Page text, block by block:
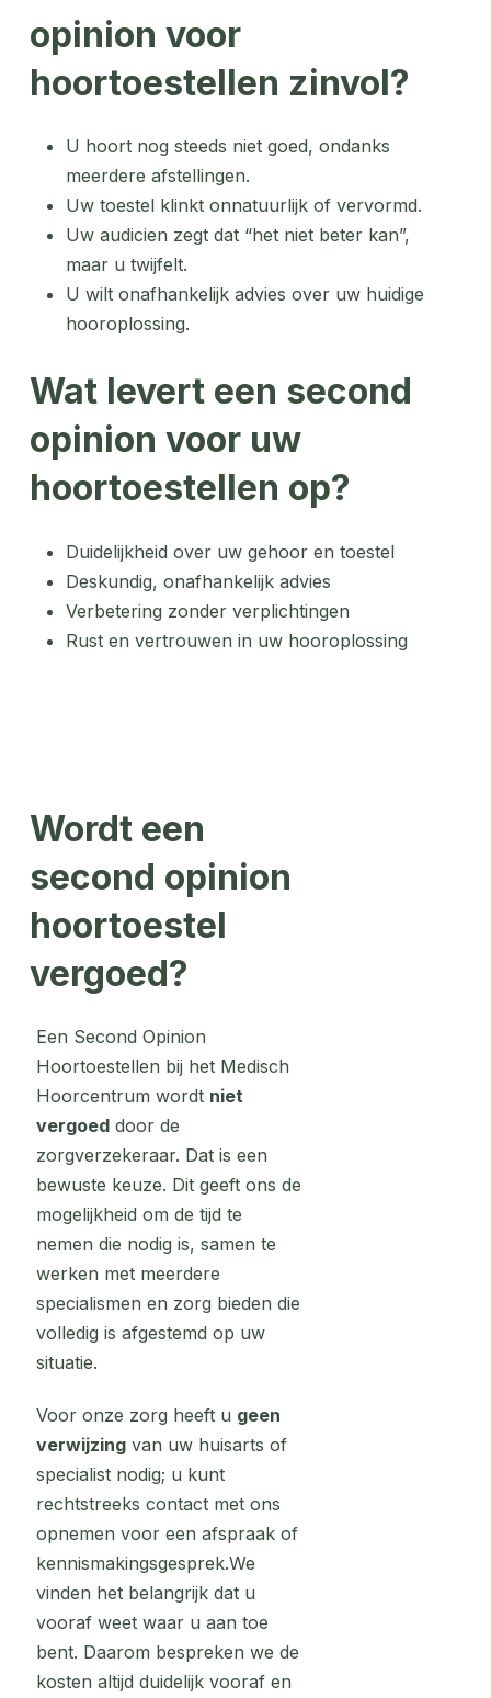
opinion voor
hoortoestellen zinvol?
U hoort nog steeds niet goed, ondanks
meerdere afstellingen.
Uw toestel klinkt onnatuurlijk of vervormd.
Uw audicien zegt dat “het niet beter kan”,
maar u twijfelt.
U wilt onafhankelijk advies over uw huidige
hooroplossing.
Wat levert een second
opinion voor uw
hoortoestellen op?
Duidelijkheid over uw gehoor en toestel
Deskundig, onafhankelijk advies
Verbetering zonder verplichtingen
Rust en vertrouwen in uw hooroplossing
Wordt een
second opinion
hoortoestel
vergoed?
Een Second Opinion
Hoortoestellen bij het Medisch
Hoorcentrum wordt niet
vergoed door de
zorgverzekeraar. Dat is een
bewuste keuze. Dit geeft ons de
mogelijkheid om de tijd te
nemen die nodig is, samen te
werken met meerdere
specialismen en zorg bieden die
volledig is afgestemd op uw
situatie.
Voor onze zorg heeft u geen
verwijzing van uw huisarts of
specialist nodig; u kunt
rechtstreeks contact met ons
opnemen voor een afspraak of
kennismakingsgesprek.We
vinden het belangrijk dat u
vooraf weet waar u aan toe
bent. Daarom bespreken we de
kosten altijd duidelijk vooraf en